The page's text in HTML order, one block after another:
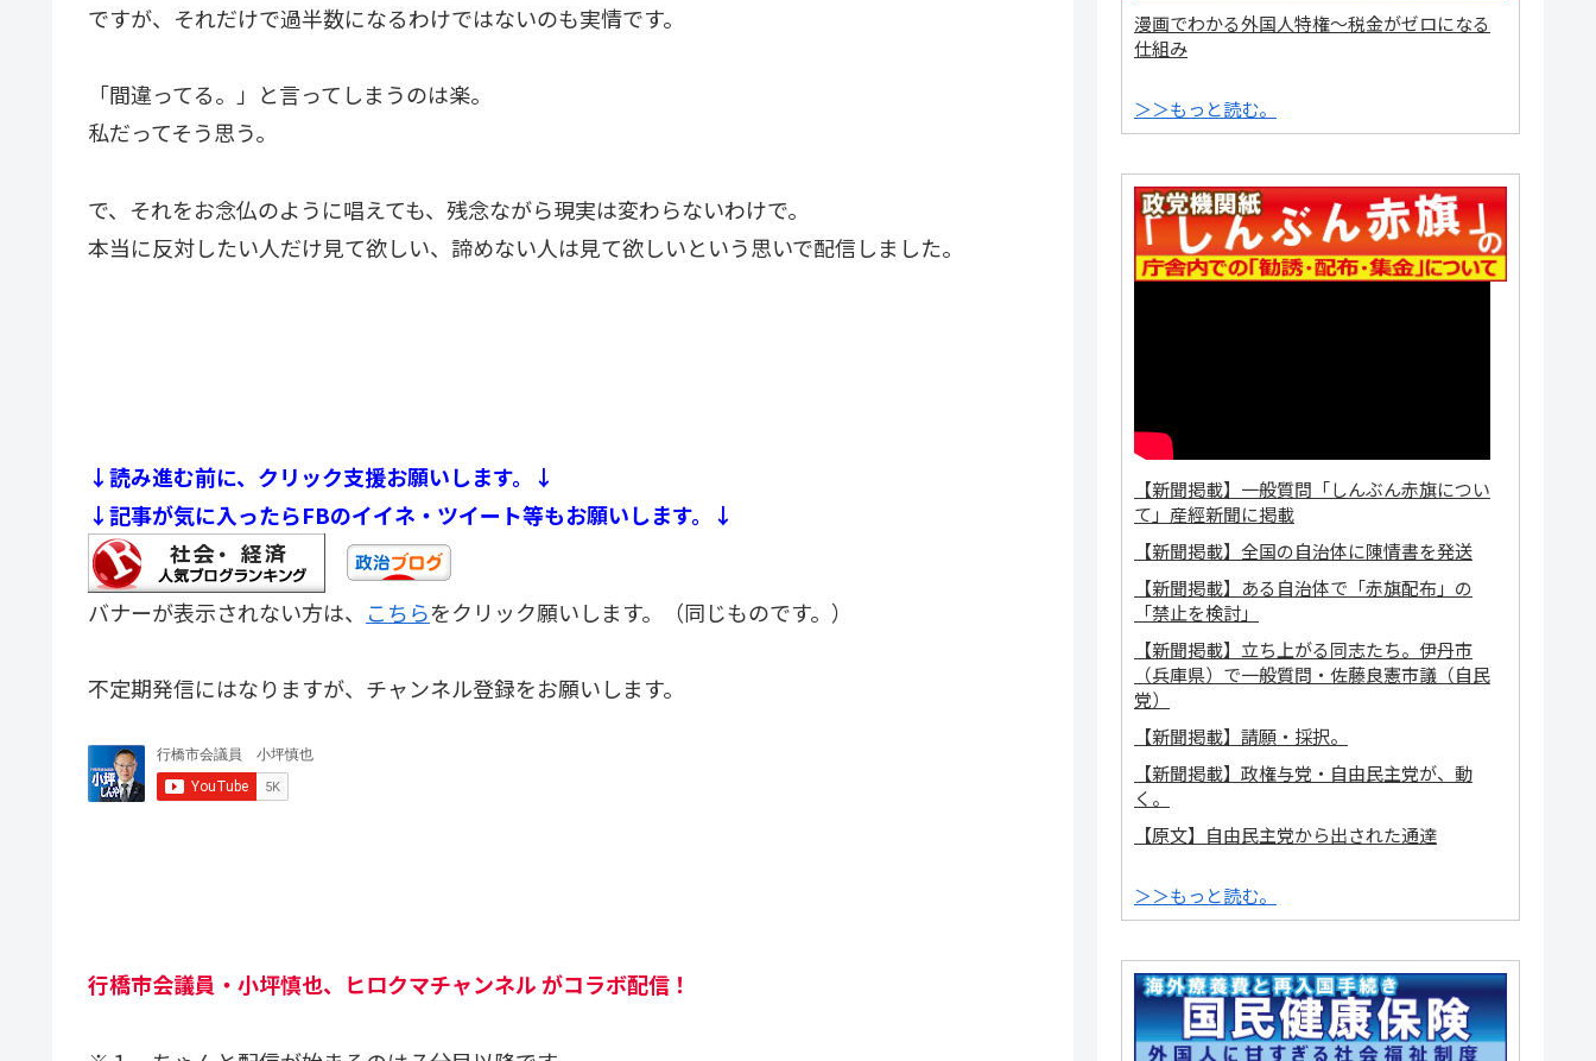
ですが、それだけで過半数になるわけではないのも実情です。
「間違ってる。」と言ってしまうのは楽。
私だってそう思う。
で、それをお念仏のように唱えても、残念ながら現実は変わらないわけで。
本当に反対したい人だけ見て欲しい、諦めない人は見て欲しいという思いで配信しました。
↓読み進む前に、クリック支援お願いします。↓
↓記事が気に入ったらFBのイイネ・ツイート等もお願いします。↓
バナーが表示されない方は、 こちらをクリック願いします。（同じものです。）
不定期発信にはなりますが、チャンネル登録をお願いします。
行橋市会議員・小坪慎也、ヒロクマチャンネル がコラボ配信！
漫画でわかる外国人特権～税金がゼロになる
仕組み
＞＞もっと読む。
【新聞掲載】一般質問「しんぶん赤旗につい
て」産經新聞に掲載
【新聞掲載】全国の自治体に陳情書を発送
【新聞掲載】ある自治体で「赤旗配布」の
「禁止を検討」
【新聞掲載】立ち上がる同志たち。伊丹市
（兵庫県）で一般質問・佐藤良憲市議（自民
党）
【新聞掲載】請願・採択。
【新聞掲載】政権与党・自由民主党が、動
く。
【原文】自由民主党から出された通達
＞＞もっと読む。